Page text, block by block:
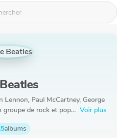
Lennon, Paul McCartney, George
groupe de rock et pop… Voir plus
albums